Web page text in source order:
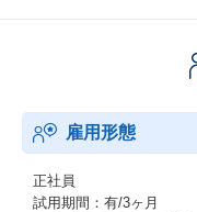
雇用形態
正社員
試用期間：有/3ヶ月